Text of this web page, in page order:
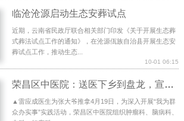
临沧沧源启动生态安葬试点
近期，云南省民政厅联合相关部门印发《关于开展生态葬
式葬法试点工作的通知》，在沧源佤族自治县开展生态安
葬试点工作，推动生态...
10-01 06:15
荣昌区中医院：送医下乡到盘龙，宣传普及“治未病”
▲雷应成医生为张大爷推拿4月19日，为深入开展“我为群
众办实事”实践活动，荣昌区中医院组织肿瘤科、脑病科、